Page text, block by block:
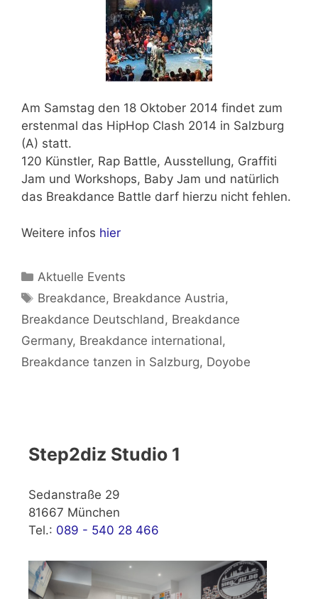
Am Samstag den 18 Oktober 2014 findet zum
erstenmal das HipHop Clash 2014 in Salzburg
(A) statt.
120 Künstler, Rap Battle, Ausstellung, Graffiti
Jam und Workshops, Baby Jam und natürlich
das Breakdance Battle darf hierzu nicht fehlen.
Weitere infos hier
Kategorien
Aktuelle Events
Schlagwörter
Breakdance, Breakdance Austria,
Breakdance Deutschland , Breakdance
Germany, Breakdance international,
Breakdance tanzen in Salzburg, Doyobe
Step2diz Studio 1
Sedanstraße 29
81667 München
Tel.: 089 - 540 28 466